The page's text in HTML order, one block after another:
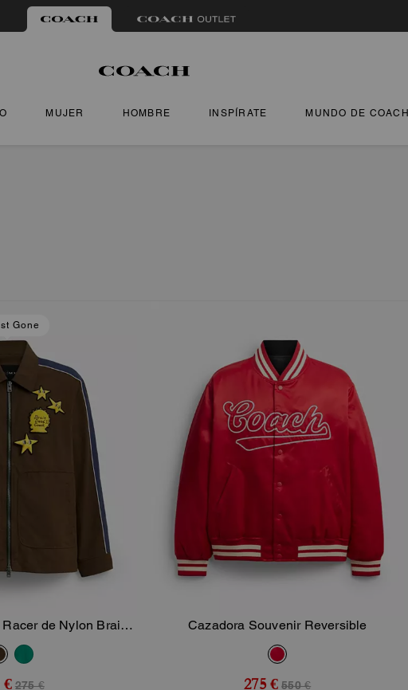
MUJER HOMBRE INSPÍRATE MUNDO DE COACH
Gone
A La Cesta
de Nylon Brain
Reciclada
€ 275 €
Cazadora Souvenir Reversible
275 € 550 €